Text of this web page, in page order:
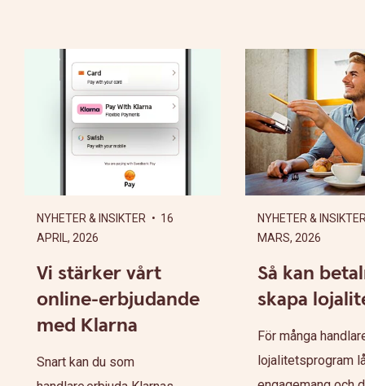
NYHETER & INSIKTER • 16
APRIL, 2026
Vi stärker vårt
online-erbjudande
med Klarna
Snart kan du som
NYHETER &
MARS, 2026
Så kan
skapa
För många
lojalitetsprogram